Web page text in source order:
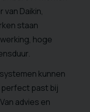
van Daikin,
staan
hoge
kunnen
perfect past bij
advies en